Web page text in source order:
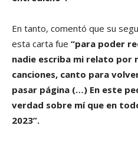
En tanto, comentó que su
esta carta fue “para poder
nadie escriba mi relato por
canciones, canto para
pasar página (…) En este
verdad sobre mí que en
2023”.